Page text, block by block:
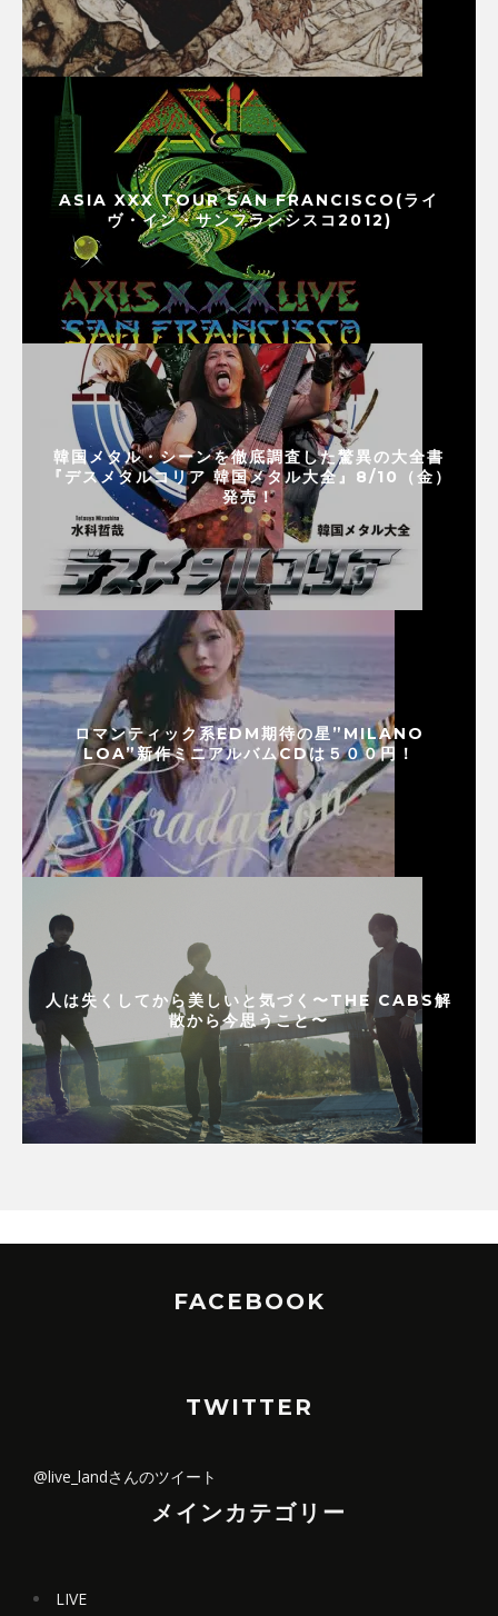
ASIA XXX TOUR SAN FRANCISCO(ライ
ヴ・イン・サンフランシスコ2012)
韓国メタル・シーンを徹底調査した驚異の大全書
『デスメタルコリア 韓国メタル大全』8/10（金）
発売！
ロマンティック系EDM期待の星”MILANO
LOA”新作ミニアルバムCDは５００円！
人は失くしてから美しいと気づく〜THE CABS解
散から今思うこと〜
FACEBOOK
TWITTER
@live_landさんのツイート
メインカテゴリー
LIVE